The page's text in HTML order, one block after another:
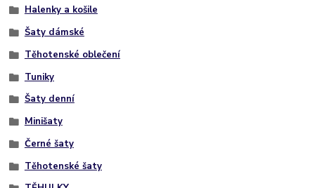
Halenky a košile
Šaty dámské
Těhotenské oblečení
Tuniky
Šaty denní
Minišaty
Černé šaty
Těhotenské šaty